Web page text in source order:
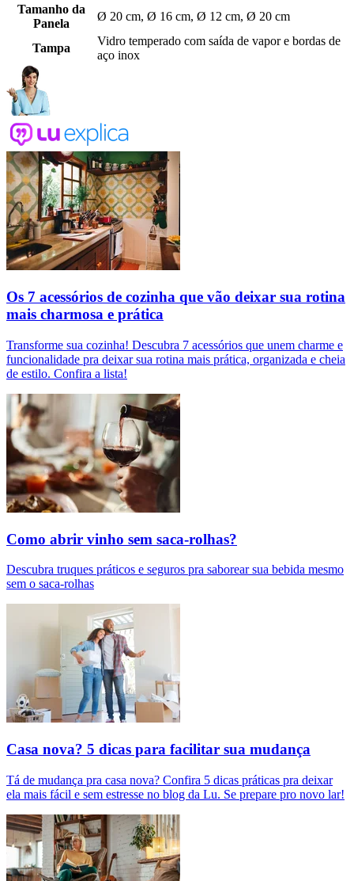
Tamanho da
Panela
Ø 20 cm, Ø 16 cm, Ø 12 cm, Ø 20 cm
Tampa
Vidro temperado com saída de vapor e bordas de
aço inox
Os 7 acessórios de cozinha que vão deixar sua rotina
mais charmosa e prática
Transforme sua cozinha! Descubra 7 acessórios que unem charme e
funcionalidade pra deixar sua rotina mais prática, organizada e cheia
de estilo. Confira a lista!
Como abrir vinho sem saca-rolhas?
Descubra truques práticos e seguros pra saborear sua bebida mesmo
sem o saca-rolhas
Casa nova? 5 dicas para facilitar sua mudança
Tá de mudança pra casa nova? Confira 5 dicas práticas pra deixar
ela mais fácil e sem estresse no blog da Lu. Se prepare pro novo lar!